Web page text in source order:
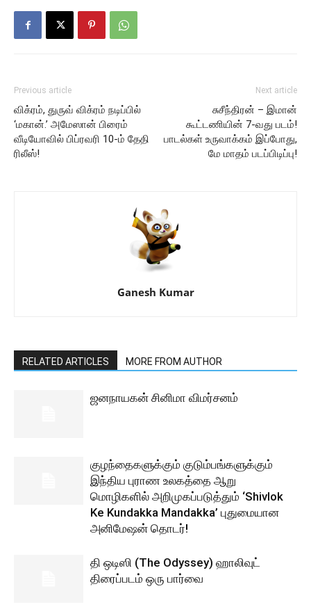
Previous article
விக்ரம், துருவ் விக்ரம் நடிப்பில்
‘மகான்.’ அமேஸான் பிரைம்
வீடியோவில் பிப்ரவரி 10-ம் தேதி
ரிலீஸ்!
Next article
சுசீந்திரன் – இமான்
கூட்டணியின் 7-வது படம்!
பாடல்கள் உருவாக்கம் இப்போது,
மே மாதம் படப்பிடிப்பு!
Ganesh Kumar
RELATED ARTICLES MORE FROM AUTHOR
ஜனநாயகன் சினிமா விமர்சனம்
குழந்தைகளுக்கும் குடும்பங்களுக்கும்
இந்திய புராண உலகத்தை ஆறு
மொழிகளில் அறிமுகப்படுத்தும் ‘Shivlok
Ke Kundakka Mandakka’ புதுமையான
அனிமேஷன் தொடர்!
தி ஒடிஸி (The Odyssey) ஹாலிவுட்
திரைப்படம் ஒரு பார்வை